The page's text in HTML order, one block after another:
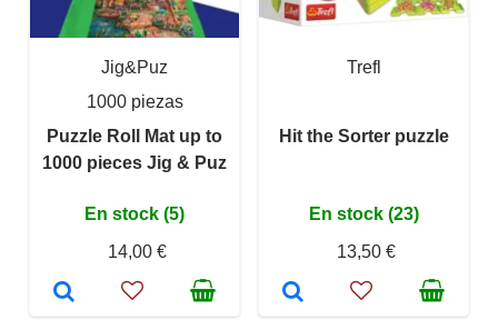
Jig&Puz
1000 piezas
Puzzle Roll Mat up to
1000 pieces Jig & Puz
En stock (5)
14,00 €
Trefl
Hit the Sorter puzzle
En stock (23)
13,50 €